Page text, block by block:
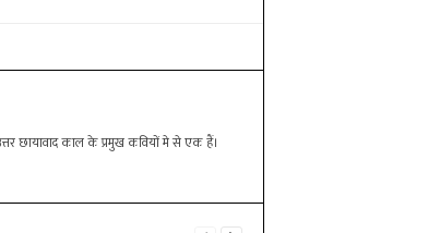
छायावाद काल के प्रमुख कवियों मे से एक हैं।